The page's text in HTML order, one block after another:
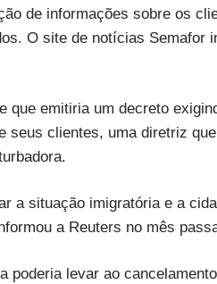
de informações sobre os
O site de notícias Semafor
que emitiria um decreto
seus clientes, uma diretriz
a situação imigratória e a
a Reuters no mês
poderia levar ao